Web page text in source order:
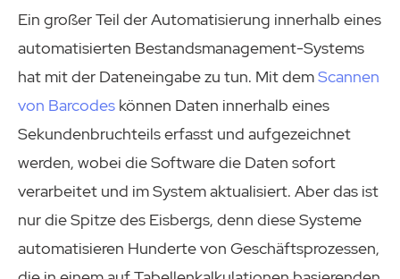
Ein großer Teil der Automatisierung innerhalb eines
automatisierten Bestandsmanagement-Systems
hat mit der Dateneingabe zu tun. Mit demScannen
von Barcodes können Daten innerhalb eines
Sekundenbruchteils erfasst und aufgezeichnet
werden, wobei die Software die Daten sofort
verarbeitet und im System aktualisiert. Aber das ist
nur die Spitze des Eisbergs, denn diese Systeme
automatisieren Hunderte von Geschäftsprozessen,